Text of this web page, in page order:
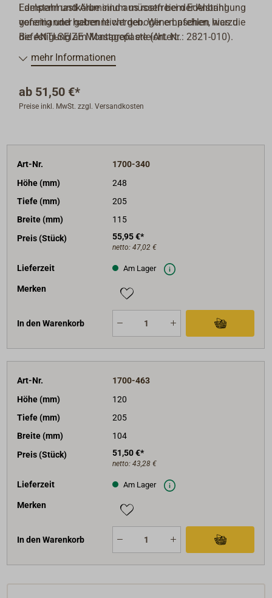
Lampenmastkörbe sind aus rostfreiem Edelstahl
gefertig und haben leicht gebogene Laschen, was die
Befestigung am Mastprofil erleichtert.
Edelstahl und Aluminium müssen bei der Anbringung
voneinander getrennt werden. Wir empfehlen hierzu
die ANTI-SEIZE Montagepaste (Art. Nr.: 2821-010).
mehr Informationen
ab 51,50 €*
Preise inkl. MwSt. zzgl. Versandkosten
Art-Nr.
1700-340
Höhe (mm)
248
Tiefe (mm)
205
Breite (mm)
115
Preis (Stück)
55,95 €*
netto: 47,02 €
Lieferzeit Am Lager
Merken
In den Warenkorb
Art-Nr.
1700-463
Höhe (mm)
120
Tiefe (mm)
205
Breite (mm)
104
Preis (Stück)
51,50 €*
netto: 43,28 €
Lieferzeit Am Lager
Merken
In den Warenkorb